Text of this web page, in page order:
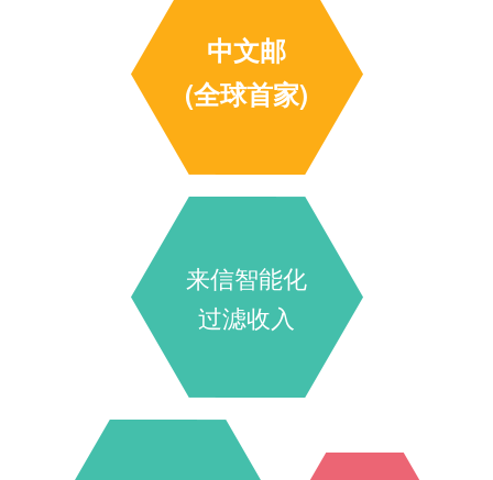
中文邮
(全球首家)
来信智能化
过滤收入